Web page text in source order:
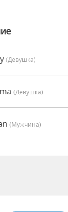
(девушка)
(девушка)
(мужчина)